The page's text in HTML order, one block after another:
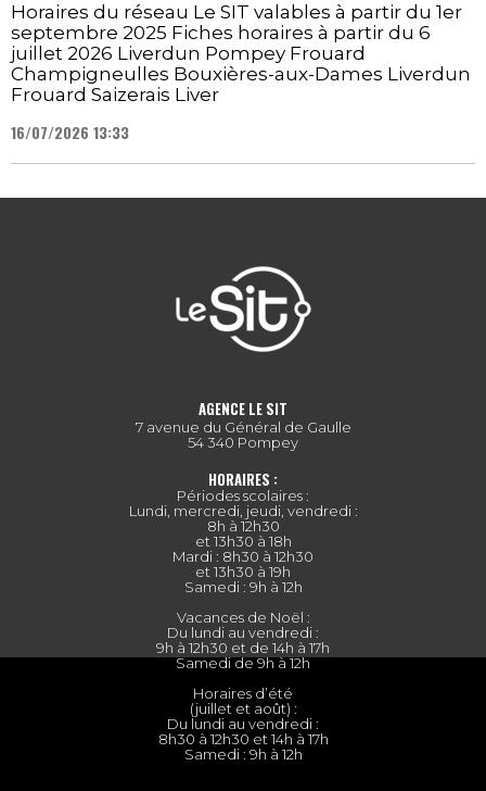
Horaires du réseau Le SIT valables à partir du 1er
septembre 2025 Fiches horaires à partir du 6
juillet 2026 Liverdun Pompey Frouard
Champigneulles Bouxières-aux-Dames Liverdun
Frouard Saizerais Liver
16/07/2026 13:33
AGENCE LE SIT
7 avenue du Général de Gaulle
54 340 Pompey
HORAIRES :
Périodes scolaires :
Lundi, mercredi, jeudi, vendredi :
8h à 12h30
et 13h30 à 18h
Mardi : 8h30 à 12h30
et 13h30 à 19h
Samedi : 9h à 12h
Vacances de Noël :
Du lundi au vendredi :
9h à 12h30 et de 14h à 17h
Samedi de 9h à 12h
Horaires d’été
(juillet et août) :
Du lundi au vendredi :
8h30 à 12h30 et 14h à 17h
Samedi : 9h à 12h